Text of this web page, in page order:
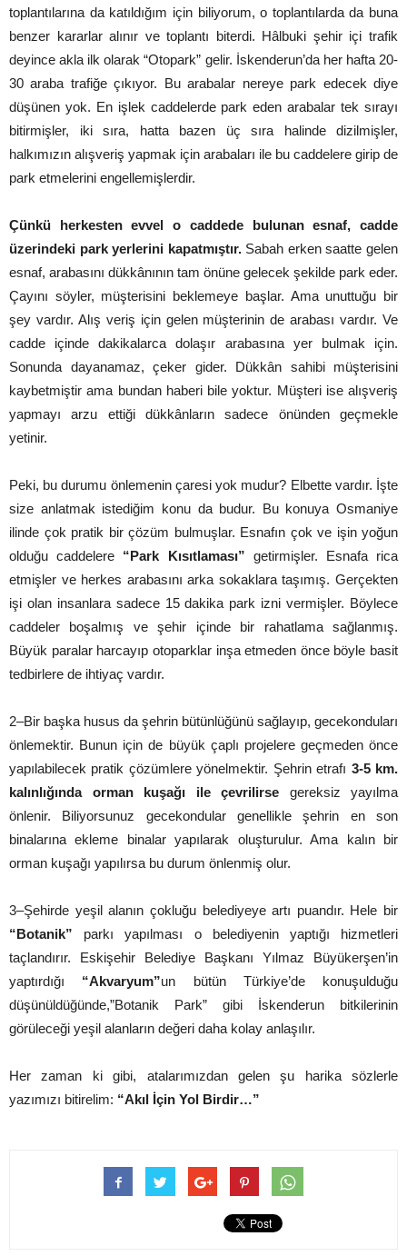
toplantılarına da katıldığım için biliyorum, o toplantılarda da buna
benzer kararlar alınır ve toplantı biterdi. Hâlbuki şehir içi trafik
deyince akla ilk olarak “Otopark” gelir. İskenderun’da her hafta 20-
30 araba trafiğe çıkıyor. Bu arabalar nereye park edecek diye
düşünen yok. En işlek caddelerde park eden arabalar tek sırayı
bitirmişler, iki sıra, hatta bazen üç sıra halinde dizilmişler,
halkımızın alışveriş yapmak için arabaları ile bu caddelere girip de
park etmelerini engellemişlerdir.
Çünkü herkesten evvel o caddede bulunan esnaf, cadde
üzerindeki park yerlerini kapatmıştır.Sabah erken saatte gelen
esnaf, arabasını dükkânının tam önüne gelecek şekilde park eder.
Çayını söyler, müşterisini beklemeye başlar. Ama unuttuğu bir
şey vardır. Alış veriş için gelen müşterinin de arabası vardır. Ve
cadde içinde dakikalarca dolaşır arabasına yer bulmak için.
Sonunda dayanamaz, çeker gider. Dükkân sahibi müşterisini
kaybetmiştir ama bundan haberi bile yoktur. Müşteri ise alışveriş
yapmayı arzu ettiği dükkânların sadece önünden geçmekle
yetinir.
Peki, bu durumu önlemenin çaresi yok mudur? Elbette vardır. İşte
size anlatmak istediğim konu da budur. Bu konuya Osmaniye
ilinde çok pratik bir çözüm bulmuşlar. Esnafın çok ve işin yoğun
olduğu caddelere “Park Kısıtlaması” getirmişler. Esnafa rica
etmişler ve herkes arabasını arka sokaklara taşımış. Gerçekten
işi olan insanlara sadece 15 dakika park izni vermişler. Böylece
caddeler boşalmış ve şehir içinde bir rahatlama sağlanmış.
Büyük paralar harcayıp otoparklar inşa etmeden önce böyle basit
tedbirlere de ihtiyaç vardır.
2–Bir başka husus da şehrin bütünlüğünü sağlayıp, gecekonduları
önlemektir. Bunun için de büyük çaplı projelere geçmeden önce
yapılabilecek pratik çözümlere yönelmektir. Şehrin etrafı 3-5 km.
kalınlığında orman kuşağı ile çevrilirse gereksiz yayılma
önlenir. Biliyorsunuz gecekondular genellikle şehrin en son
binalarına ekleme binalar yapılarak oluşturulur. Ama kalın bir
orman kuşağı yapılırsa bu durum önlenmiş olur.
3–Şehirde yeşil alanın çokluğu belediyeye artı puandır. Hele bir
“Botanik” parkı yapılması o belediyenin yaptığı hizmetleri
taçlandırır. Eskişehir Belediye Başkanı Yılmaz Büyükerşen’in
yaptırdığı “Akvaryum”un bütün Türkiye’de konuşulduğu
düşünüldüğünde,”Botanik Park” gibi İskenderun bitkilerinin
görüleceği yeşil alanların değeri daha kolay anlaşılır.
Her zaman ki gibi, atalarımızdan gelen şu harika sözlerle
yazımızı bitirelim: “Akıl İçin Yol Birdir…”